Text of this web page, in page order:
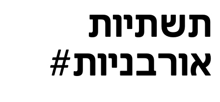
תשתיות
אורבניות#